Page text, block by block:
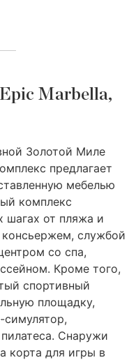
Epic Marbella,
Золотой Миле
предлагает
мебелью
комплекс
шагах от пляжа и
консьержем, службой
со спа,
Кроме того,
спортивный
площадку,
Снаружи
корта для игры в